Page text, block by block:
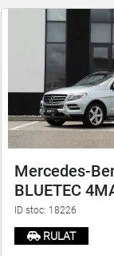
Mercedes-
BLUETEC
ID stoc: 18226
RULAT